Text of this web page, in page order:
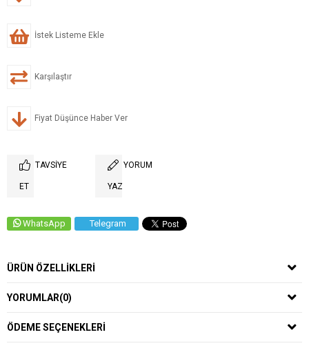
İstek Listeme Ekle
Karşılaştır
Fiyat Düşünce Haber Ver
TAVSIYE
ET
YORUM
YAZ
WhatsApp Telegram
ÜRÜN ÖZELLIKLERI
YORUMLAR(0)
ÖDEME SEÇENEKLERI